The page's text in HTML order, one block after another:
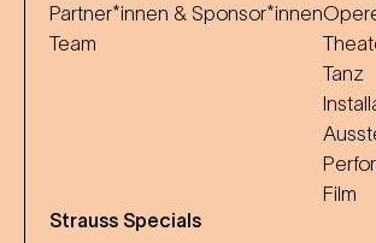
Partner*innen & Sponsor*innen
Team
Tanz
Film
Strauss Specials